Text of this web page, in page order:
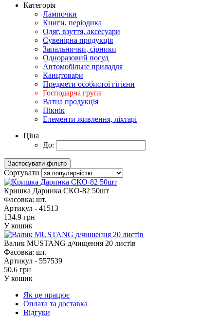
Категорія
Лампочки
Книги, періодика
Одяг, взуття, аксесуари
Сувенірна продукція
Запальнички, сірники
Одноразовий посуд
Автомобільне приладдя
Канцтовари
Предмети особистої гігієни
Господарча група
Ватна продукція
Пікнік
Елементи живлення, ліхтарі
Ціна
До:
Сортувати
Кришка Даринка СКО-82 50шт
Фасовка: шт.
Артикул - 41513
134.9 грн
У кошик
Валик MUSTANG д/чищення 20 листів
Фасовка: шт.
Артикул - 557539
50.6 грн
У кошик
Як це працює
Оплата та доставка
Відгуки